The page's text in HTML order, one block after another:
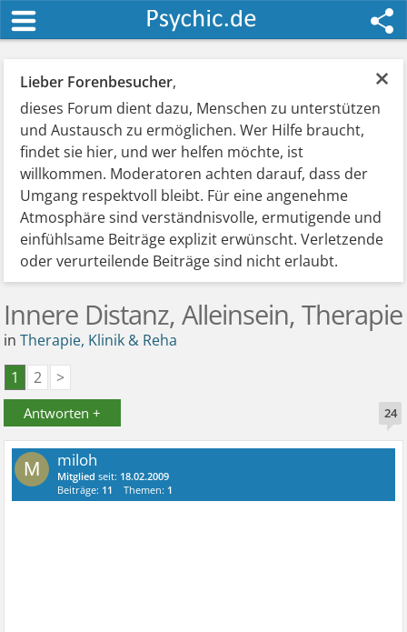
×
Lieber Forenbesucher,
dieses Forum dient dazu, Menschen zu unterstützen
und Austausch zu ermöglichen. Wer Hilfe braucht,
findet sie hier, und wer helfen möchte, ist
willkommen. Moderatoren achten darauf, dass der
Umgang respektvoll bleibt. Für eine angenehme
Atmosphäre sind verständnisvolle, ermutigende und
einfühlsame Beiträge explizit erwünscht. Verletzende
oder verurteilende Beiträge sind nicht erlaubt.
Innere Distanz, Alleinsein, Therapie
inTherapie, Klinik & Reha
1
2 >
Antworten + 24
M miloh
Mitglied seit: 18.02.2009
Beiträge: 11 Themen: 1